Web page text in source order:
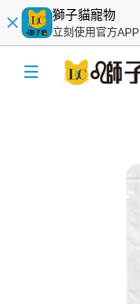
獅子貓寵物
立刻使用官方APP